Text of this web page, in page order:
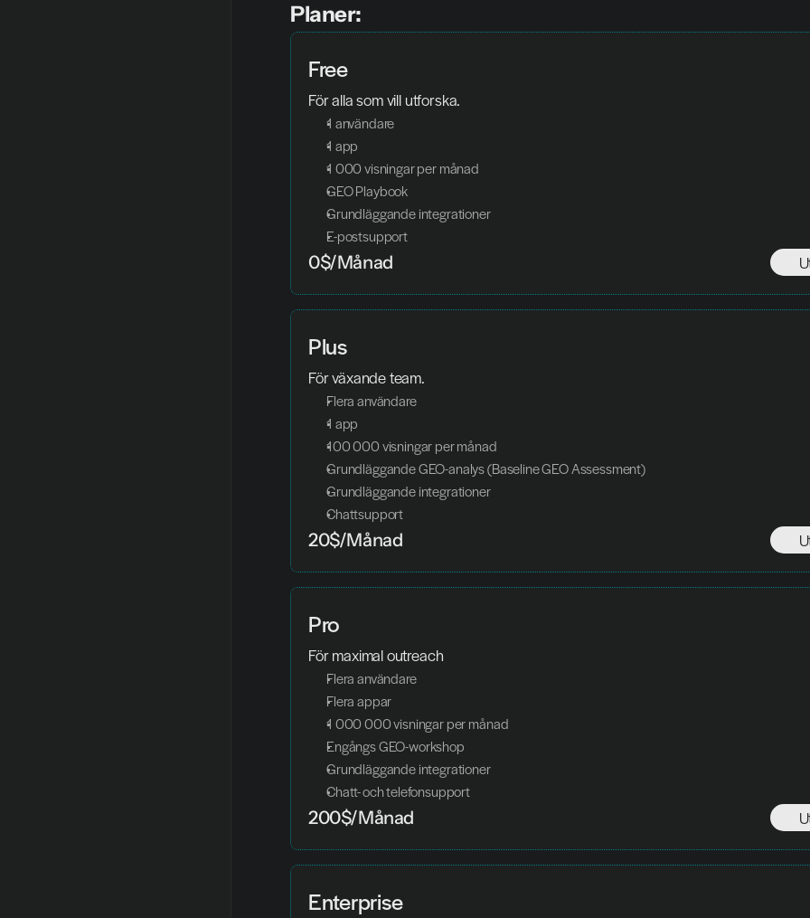
Planer:
Free
För alla som vill utforska.
1 användare
1 app
1 000 visningar per månad
GEO Playbook
Grundläggande integrationer
E-postsupport
0$/Månad
Plus
För växande team.
Flera användare
1 app
100 000 visningar per månad
Grundläggande GEO-analys (Baseline GEO Assessment)
Grundläggande integrationer
Chattsupport
20$/Månad
Pro
För maximal outreach
Flera användare
Flera appar
1 000 000 visningar per månad
Engångs GEO-workshop
Grundläggande integrationer
Chatt- och telefonsupport
200$/Månad
Enterprise